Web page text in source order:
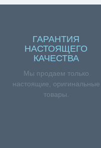
ГАРАНТИЯ
НАСТОЯЩЕГО
КАЧЕСТВА
Мы продаем только
настоящие, оригинальные
товары.